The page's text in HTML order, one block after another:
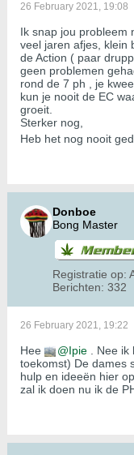
26 February 2021, 19:08
Ik snap jou probleem
veel jaren afjes, klein
de Action ( paar
geen problemen
rond de 7 ph , je
kun je nooit de EC
groeit.
Sterker nog,
Heb het nog nooit
Donboe
Bong Master
Registratie op:
Berichten: 332
26 February 2021, 19:22
Hee Ipie . Nee
toekomst) De dames
hulp en ideeën hier
zal ik doen nu ik de